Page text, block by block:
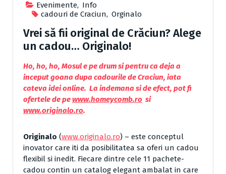
Evenimente, Info
cadouri de Craciun, Orginalo
Vrei să fii original de Crăciun? Alege
un cadou… Originalo!
Ho, ho, ho, Mosul e pe drum si pentru ca deja a
inceput goana dupa cadourile de Craciun, iata
cateva idei online. La indemana si de efect, pot fi
ofertele de pewww.homeycomb.ro si
www.originalo.ro.
Originalo (www.originalo.ro) – este conceptul
inovator care iti da posibilitatea sa oferi un cadou
flexibil si inedit. Fiecare dintre cele 11 pachete-
cadou contin un catalog elegant ambalat in care